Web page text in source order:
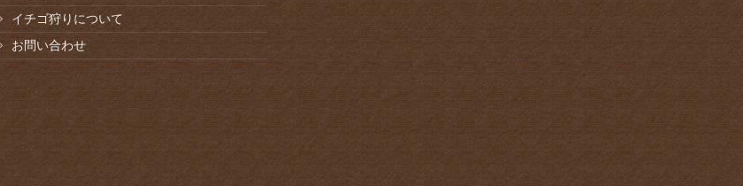
イチゴ狩りについて
お問い合わせ